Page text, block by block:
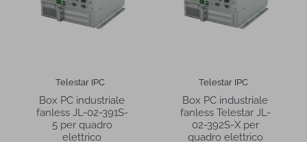
Telestar IPC
Box PC industriale
fanless JL-02-391S-
5 per quadro
elettrico
Telestar IPC
Box PC industriale
fanless Telestar JL-
02-392S-X per
quadro elettrico